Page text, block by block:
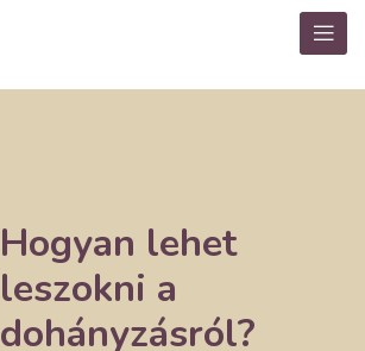
Hogyan lehet
leszokni a
dohányzásról?